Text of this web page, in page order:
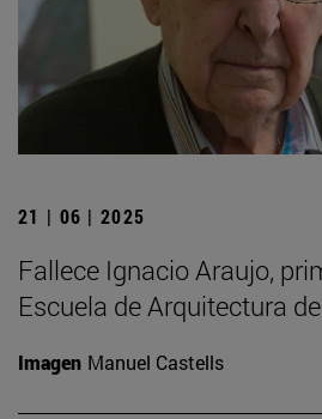
21 | 06 | 2025
Fallece Ignacio Araujo,
Escuela de Arquitectura
Imagen Manuel Castells